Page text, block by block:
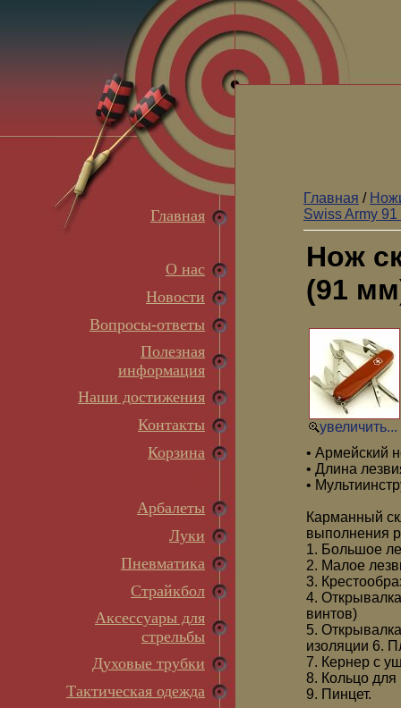
Главная
О нас
Новости
Вопросы-ответы
Полезная
информация
Наши достижения
Контакты
Корзина
Арбалеты
Луки
Пневматика
Страйкбол
Аксессуары для
стрельбы
Духовые трубки
Тактическая одежда
Главная /
Swiss Army
Нож
(91
увеличить...
• Армейский
• Длина
•
Карманный
выполнения
1. Большое
2. Малое
3.
4.
винтов)
5.
изоляции 6.
7. Кернер с
8. Кольцо для
9. Пинцет.